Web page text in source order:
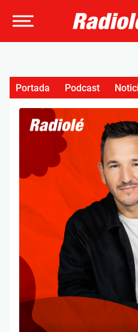
Portada Podcast